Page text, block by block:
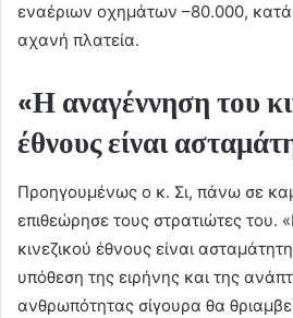
εναέριων οχημάτων –80.000, κατά
αχανή πλατεία.
«Η αναγέννηση του
έθνους είναι
Προηγουμένως ο κ. Σι, πάνω σε
επιθεώρησε τους στρατιώτες του.
κινεζικού έθνους είναι
υπόθεση της ειρήνης και της
ανθρωπότητας σίγουρα θα